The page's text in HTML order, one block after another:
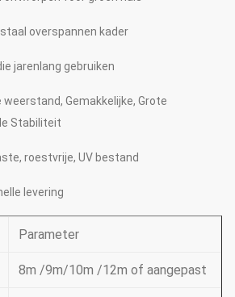
overspannen kader
jarenlang gebruiken
Gemakkelijke, Grote
Stabiliteit
roestvrije, UV bestand
levering
Parameter
8m /9m/10m /12m of aangepast